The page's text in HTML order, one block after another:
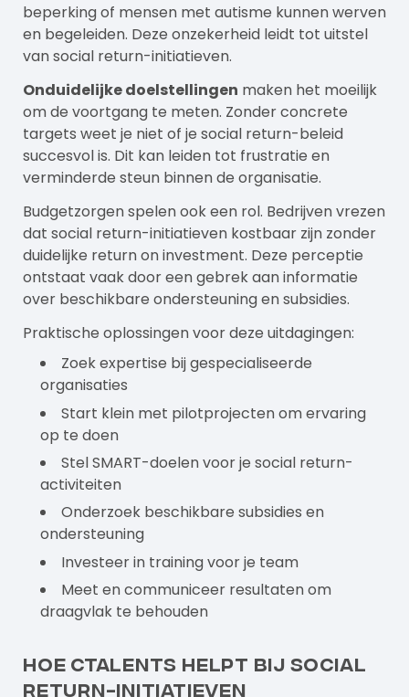
beperking of mensen met autisme kunnen werven
en begeleiden. Deze onzekerheid leidt tot uitstel
van social return-initiatieven.
Onduidelijke doelstellingen maken het moeilijk
om de voortgang te meten. Zonder concrete
targets weet je niet of je social return-beleid
succesvol is. Dit kan leiden tot frustratie en
verminderde steun binnen de organisatie.
Budgetzorgen spelen ook een rol. Bedrijven vrezen
dat social return-initiatieven kostbaar zijn zonder
duidelijke return on investment. Deze perceptie
ontstaat vaak door een gebrek aan informatie
over beschikbare ondersteuning en subsidies.
Praktische oplossingen voor deze uitdagingen:
Zoek expertise bij gespecialiseerde
organisaties
Start klein met pilotprojecten om ervaring
op te doen
Stel SMART-doelen voor je social return-
activiteiten
Onderzoek beschikbare subsidies en
ondersteuning
Investeer in training voor je team
Meet en communiceer resultaten om
draagvlak te behouden
Hoe Ctalents helpt bij social
return-initiatieven